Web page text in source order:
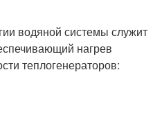
водяной системы служит
нагрев
теплогенераторов: